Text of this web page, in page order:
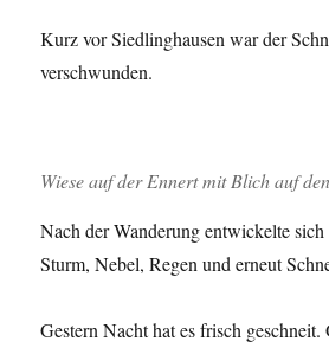
Kurz vor Siedlinghausen war der
verschwunden.
Wiese auf der Ennert mit Blich auf
Nach der Wanderung entwickelte sich
Sturm, Nebel, Regen und erneut
Gestern Nacht hat es frisch geschneit.